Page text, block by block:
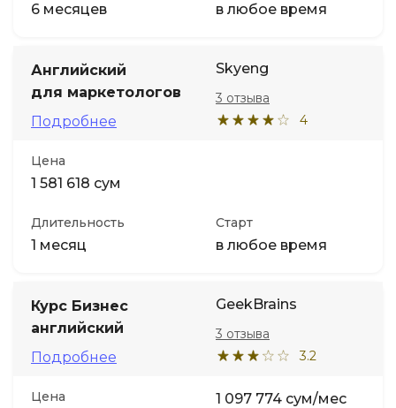
6 месяцев в любое время
Английский
для маркетологов
Подробнее
Skyeng
4
3 отзыва
Цена
1 581 618 сум
Длительность
1 месяц
Старт
в любое время
Курс Бизнес
английский
Подробнее
GeekBrains
3.2
3 отзыва
Цена 1 097 774 сум/мес